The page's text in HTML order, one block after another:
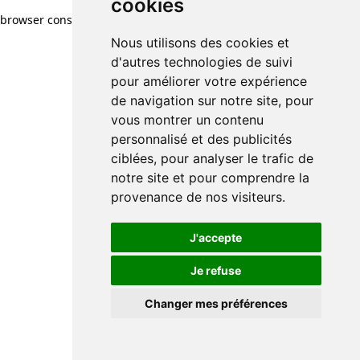
cookies
Nous utilisons des cookies et
d'autres technologies de suivi
pour améliorer votre expérience
de navigation sur notre site, pour
vous montrer un contenu
personnalisé et des publicités
ciblées, pour analyser le trafic de
notre site et pour comprendre la
provenance de nos visiteurs.
J'accepte
Je refuse
Changer mes préférences
browser console for more information)